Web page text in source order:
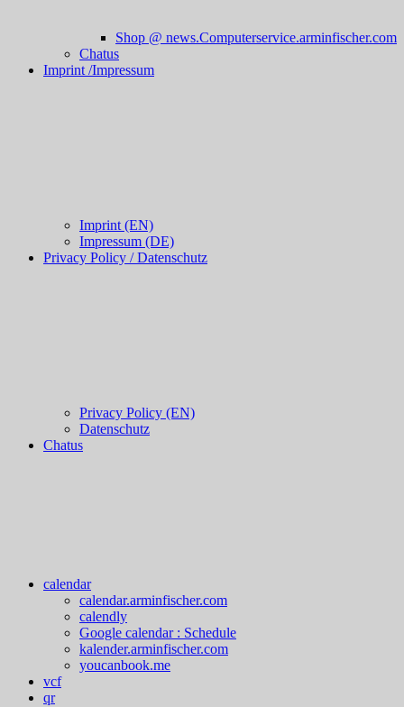
Shop @ news.Computerservice.arminfischer.com
Chatus
Imprint /Impressum
Imprint (EN)
Impressum (DE)
Privacy Policy / Datenschutz
Privacy Policy (EN)
Datenschutz
Chatus
calendar
calendar.arminfischer.com
calendly
Google calendar : Schedule
kalender.arminfischer.com
youcanbook.me
vcf
qr